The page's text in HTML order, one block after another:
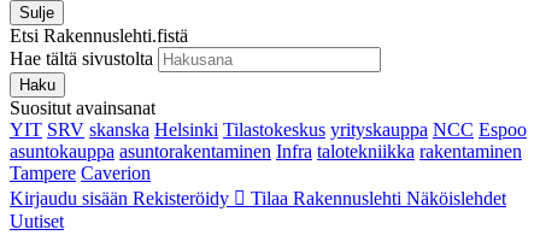
Sulje
Etsi Rakennuslehti.fistä
Hae tältä sivustolta
Haku
Suositut avainsanat
YIT SRV skanska Helsinki Tilastokeskus yrityskauppa NCC Espoo
asuntokauppa asuntorakentaminen Infra talotekniikka rakentaminen
Tampere Caverion
Kirjaudu sisään Rekisteröidy Tilaa Rakennuslehti Näköislehdet
Uutiset